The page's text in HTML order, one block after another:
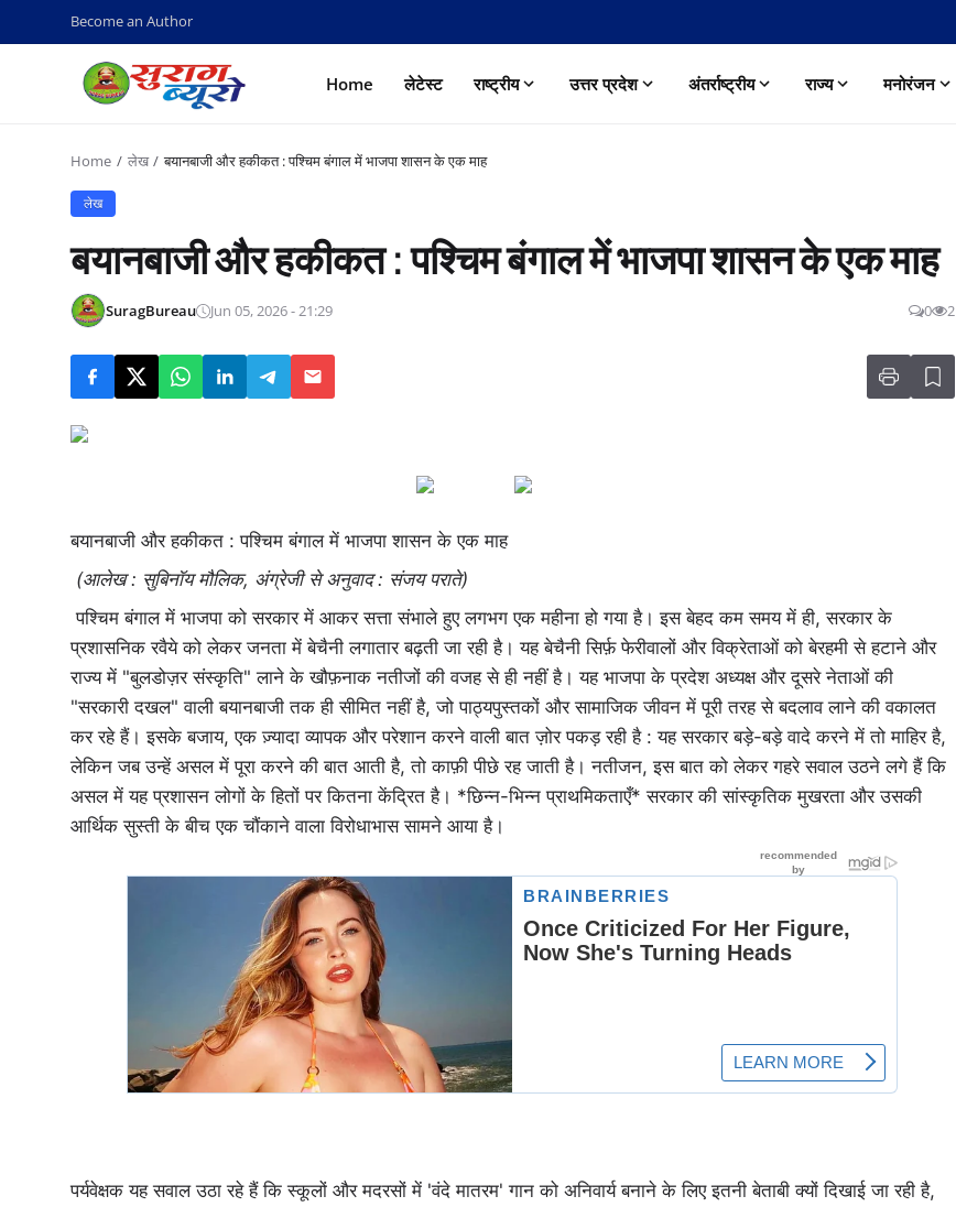
Become an Author
Home लेटेस्ट राष्ट्रीय उत्तर प्रदेश अंतर्राष्ट्रीय राज्य मनोरंजन
Home लेख बयानबाजी और हकीकत : पश्चिम बंगाल में भाजपा शासन के एक माह
लेख
बयानबाजी और हकीकत : पश्चिम बंगाल में भाजपा शासन के एक माह
SuragBureau Jun 05, 2026 - 21:29 0 2
बयानबाजी और हकीकत : पश्चिम बंगाल में भाजपा शासन के एक माह
(आलेख : सुबिनॉय मौलिक, अंग्रेजी से अनुवाद : संजय पराते)
पश्चिम बंगाल में भाजपा को सरकार में आकर सत्ता संभाले हुए लगभग एक महीना हो गया है। इस बेहद कम समय में ही, सरकार के
प्रशासनिक रवैये को लेकर जनता में बेचैनी लगातार बढ़ती जा रही है। यह बेचैनी सिर्फ़ फेरीवालों और विक्रेताओं को बेरहमी से हटाने और
राज्य में "बुलडोज़र संस्कृति" लाने के खौफ़नाक नतीजों की वजह से ही नहीं है। यह भाजपा के प्रदेश अध्यक्ष और दूसरे नेताओं की
"सरकारी दखल" वाली बयानबाजी तक ही सीमित नहीं है, जो पाठ्यपुस्तकों और सामाजिक जीवन में पूरी तरह से बदलाव लाने की वकालत
कर रहे हैं। इसके बजाय, एक ज़्यादा व्यापक और परेशान करने वाली बात ज़ोर पकड़ रही है : यह सरकार बड़े-बड़े वादे करने में तो माहिर है,
लेकिन जब उन्हें असल में पूरा करने की बात आती है, तो काफ़ी पीछे रह जाती है। नतीजन, इस बात को लेकर गहरे सवाल उठने लगे हैं कि
असल में यह प्रशासन लोगों के हितों पर कितना केंद्रित है। *छिन्न-भिन्न प्राथमिकताएँ* सरकार की सांस्कृतिक मुखरता और उसकी
आर्थिक सुस्ती के बीच एक चौंकाने वाला विरोधाभास सामने आया है।
पर्यवेक्षक यह सवाल उठा रहे हैं कि स्कूलों और मदरसों में 'वंदे मातरम' गान को अनिवार्य बनाने के लिए इतनी बेताबी क्यों दिखाई जा रही है,